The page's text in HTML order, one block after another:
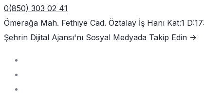
0(850) 303 02 41
Ömerağa Mah. Fethiye Cad. Öztalay İş Hanı Kat:1
Şehrin Dijital Ajansı'nı Sosyal Medyada Takip Edin ->